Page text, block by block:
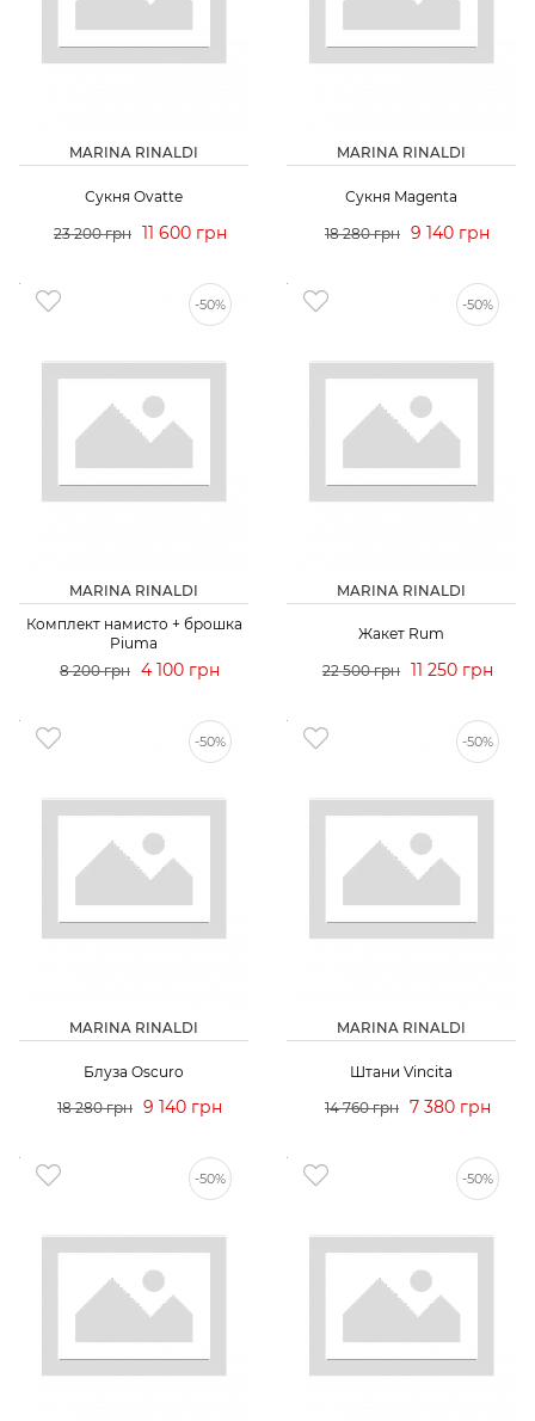
MARINA RINALDI
Сукня Ovatte
23 200 грн 11 600 грн
MARINA RINALDI
Сукня Magenta
18 280 грн 9 140 грн
-50%
MARINA RINALDI
Комплект намисто + брошка
Piuma
8 200 грн 4 100 грн
-50%
MARINA RINALDI
Жакет Rum
22 500 грн 11 250 грн
-50%
MARINA RINALDI
Блуза Oscuro
18 280 грн 9 140 грн
-50%
MARINA RINALDI
Штани Vincita
14 760 грн 7 380 грн
-50% -50%